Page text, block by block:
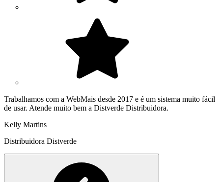
Trabalhamos com a WebMais desde 2017 e é um sistema muito fácil
de usar. Atende muito bem a Distverde Distribuidora.
Kelly Martins
Distribuidora Distverde